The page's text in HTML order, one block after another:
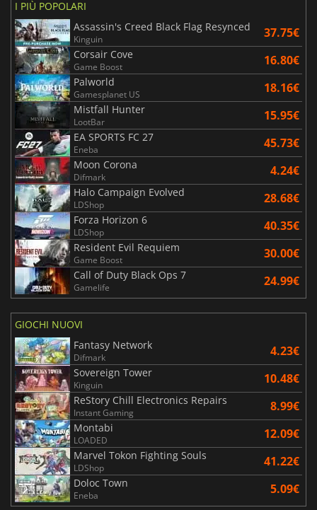
I PIÙ POPOLARI
Assassin's Creed Black Flag Resynced
Kinguin 37.75€
Corsair Cove
Game Boost 16.80€
Palworld
Gamesplanet US 18.16€
Mistfall Hunter
LootBar 15.95€
EA SPORTS FC 27
Eneba 45.73€
Moon Corona
Difmark 4.24€
Halo Campaign Evolved
LDShop 28.68€
Forza Horizon 6
LDShop 40.35€
Resident Evil Requiem
Game Boost 30.00€
Call of Duty Black Ops 7
Gamelife 24.99€
GIOCHI NUOVI
Fantasy Network
Difmark 4.23€
Sovereign Tower
Kinguin 10.48€
ReStory Chill Electronics Repairs
Instant Gaming 8.99€
Montabi
LOADED 12.09€
Marvel Tokon Fighting Souls
LDShop 41.22€
Doloc Town
Eneba 5.09€